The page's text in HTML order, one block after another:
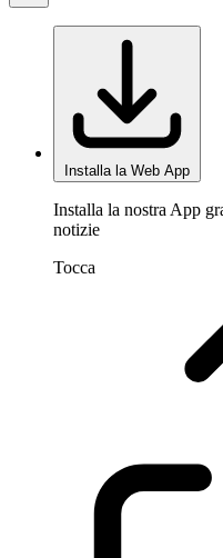
Installa la Web App
Installa la nostra App
notizie
Tocca